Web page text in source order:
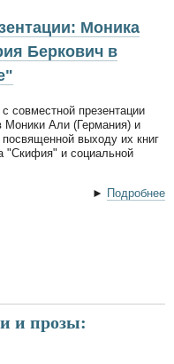
Моника
Беркович в
совместной презентации
Моники Али (Германия) и
выходу их книг
"Скифия" и социальной
► Подробнее
и прозы: